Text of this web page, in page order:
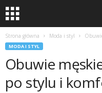
Strona główna Moda i styl
MODA I STYL
Obuwie
po stylu i